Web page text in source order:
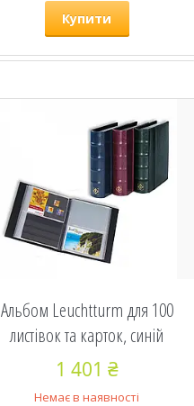
Купити
Альбом Leuchtturm для 100
листівок та карток, синій
1 401 ₴
Немає в наявності